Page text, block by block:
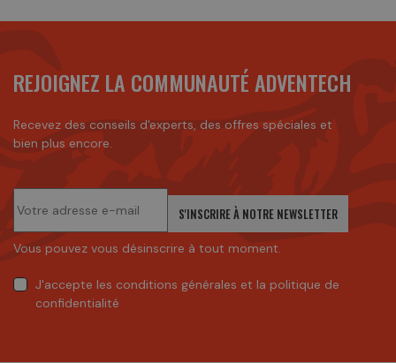
REJOIGNEZ LA COMMUNAUTÉ ADVENTECH
Recevez des conseils d'experts, des offres spéciales et
bien plus encore.
S'INSCRIRE À NOTRE NEWSLETTER
Vous pouvez vous désinscrire à tout moment.
J'accepte les conditions générales et la politique de
confidentialité